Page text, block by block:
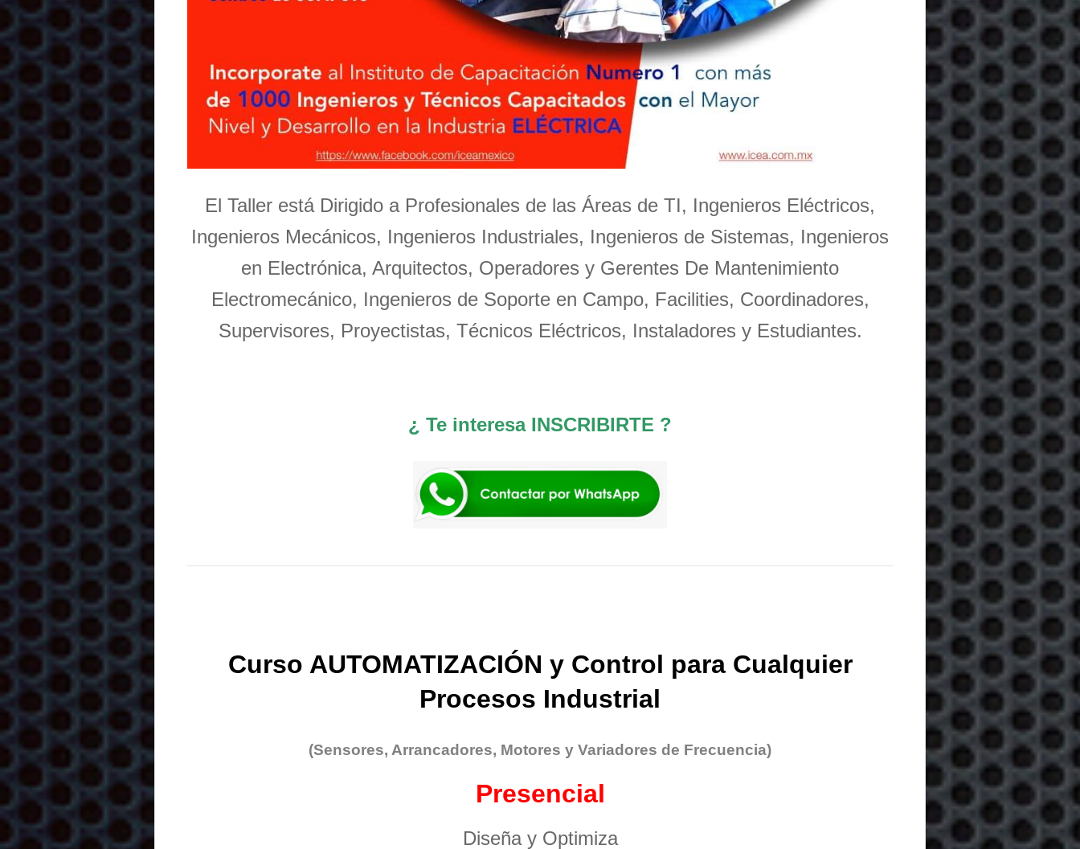
El Taller está Dirigido a Profesionales de las Áreas de TI, Ingenieros Eléctricos,
Ingenieros Mecánicos, Ingenieros Industriales, Ingenieros de Sistemas, Ingenieros
en Electrónica, Arquitectos, Operadores y Gerentes De Mantenimiento
Electromecánico, Ingenieros de Soporte en Campo, Facilities, Coordinadores,
Supervisores, Proyectistas, Técnicos Eléctricos, Instaladores y Estudiantes.
¿ Te interesa INSCRIBIRTE ?
Curso AUTOMATIZACIÓN y Control para Cualquier
Procesos Industrial
(Sensores, Arrancadores, Motores y Variadores de Frecuencia)
Presencial
Diseña y Optimiza